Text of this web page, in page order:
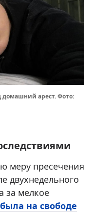
домашний арест. Фото:
меру пресечения
двухнедельного
за мелкое
на свободе